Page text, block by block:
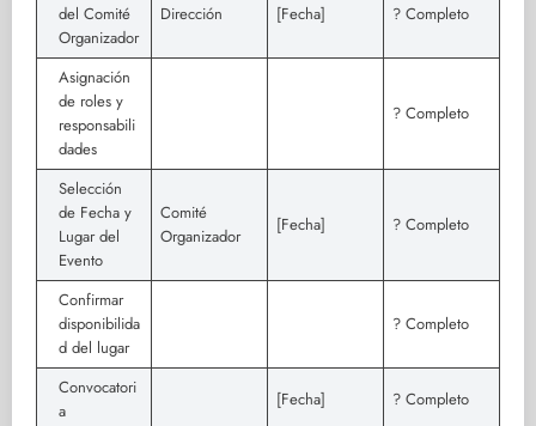
del Comité
Organizador
Dirección [Fecha] ? Completo
Asignación
de roles y
responsabili
dades
? Completo
Selección
de Fecha y
Lugar del
Evento
Comité
Organizador
[Fecha] ? Completo
Confirmar
disponibilida
d del lugar
? Completo
Convocatori
a
[Fecha] ? Completo